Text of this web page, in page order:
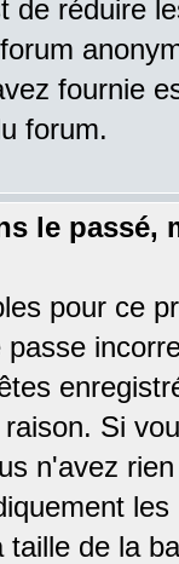
de réduire
fournie
forum.
le passé,
pour ce
Si
n'avez
de la